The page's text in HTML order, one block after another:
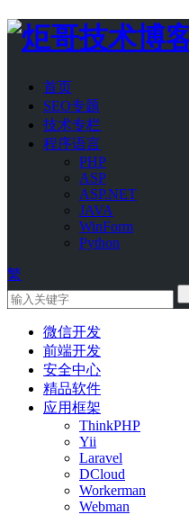
首页
SEO专题
技术专栏
程序语言
PHP
ASP
ASP.NET
JAVA
WinForm
Python
繁
微信开发
前端开发
安全中心
精品软件
应用框架
ThinkPHP
Yii
Laravel
DCloud
Workerman
Webman